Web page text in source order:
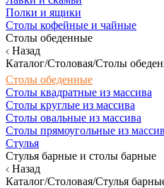
Полки и ящики
Столы кофейные и чайные
Столы обеденные
Назад
Каталог/Столовая/Столы
Столы обеденные
Столы квадратные из массива
Столы круглые из массива
Столы овальные из массива
Столы прямоугольные из
Стулья
Стулья барные и столы барные
Назад
Каталог/Столовая/Стулья